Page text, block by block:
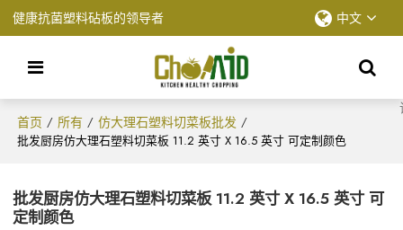
健康抗菌塑料砧板的领导者 中文
首页 / 所有 / 仿大理石塑料切菜板批发 /
批发厨房仿大理石塑料切菜板 11.2 英寸 X 16.5 英寸 可定制颜色
批发厨房仿大理石塑料切菜板 11.2 英寸 X 16.5 英寸 可
定制颜色